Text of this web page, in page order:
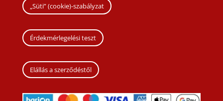
„Süti” (cookie)-szabályzat
Érdekmérlegelési teszt
Elállás a szerződéstől